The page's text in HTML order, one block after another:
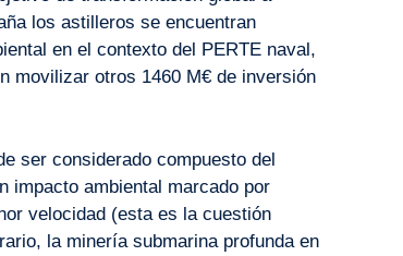
los astilleros se encuentran
en el contexto del PERTE naval,
movilizar otros 1460 M€ de inversión
ser considerado compuesto del
impacto ambiental marcado por
velocidad (esta es la cuestión
la minería submarina profunda en